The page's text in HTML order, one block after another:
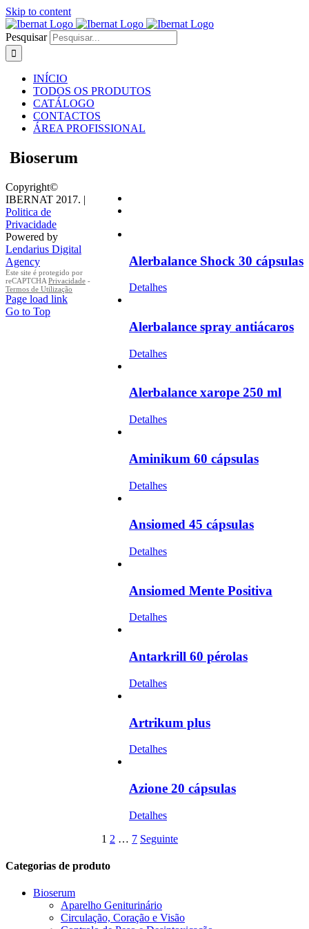
Skip to content
Pesquisar
INÍCIO
TODOS OS PRODUTOS
CATÁLOGO
CONTACTOS
ÁREA PROFISSIONAL
Bioserum
Alerbalance Shock 30 cápsulas
Detalhes
Alerbalance spray antiácaros
Detalhes
Alerbalance xarope 250 ml
Detalhes
Aminikum 60 cápsulas
Detalhes
Ansiomed 45 cápsulas
Detalhes
Ansiomed Mente Positiva
Detalhes
Antarkrill 60 pérolas
Detalhes
Artrikum plus
Detalhes
Azione 20 cápsulas
Detalhes
1 2 … 7 Seguinte
Categorias de produto
Bioserum
Aparelho Geniturinário
Circulação, Coração e Visão
Copyright©
IBERNAT 2017. |
Politica de
Privacidade
Powered by
Lendarius Digital
Agency
Este site é protegido por
reCAPTCHA Privacidade -
Termos de Utilização
Page load link
Go to Top